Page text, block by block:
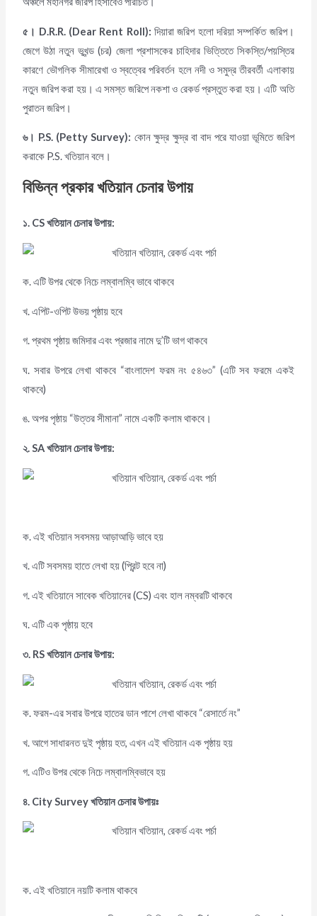
৫। D.R.R. (Dear Rent Roll): দিয়ারা জরিপ হলো দরিয়া সম্পর্কিত জরিপ।
জেগে উঠা নতুন ভূখন্ড (চর) জেলা প্রশাসকের চাহিদার ভিত্তিতে সিকস্তি/পয়স্তির
কারণে ভৌগলিক সীমারেখা ও স্বত্বের পরিবর্তন হলে নদী ও সমুদ্র তীরবর্তী এলাকায়
নতুন জরিপ করা হয়। এ সমস্ত জরিপে নকশা ও রেকর্ড প্রস্তুত করা হয়। এটি অতি
পুরাতন জরিপ।
৬। P.S. (Petty Survey): কোন ক্ষুদ্র ক্ষুদ্র বা বাদ পরে যাওয়া ভূমিতে জরিপ
করাকে P.S. খতিয়ান বলে।
বিভিন্ন প্রকার খতিয়ান চেনার উপায়
১. CS খতিয়ান চেনার উপায়:
ক. এটি উপর থেকে নিচে লম্বালম্বি ভাবে থাকবে
খ. এপিট-ওপিট উভয় পৃষ্ঠায় হবে
গ. প্রথম পৃষ্ঠায় জমিদার এবং প্রজার নামে দু’টি ভাগ থাকবে
ঘ. সবার উপরে লেখা থাকবে “বাংলাদেশ ফরম নং ৫৪৬৩” (এটি সব ফরমে একই
থাকবে)
ঙ. অপর পৃষ্ঠায় “উত্তর সীমানা” নামে একটি কলাম থাকবে।
২. SA খতিয়ান চেনার উপায়:
ক. এই খতিয়ান সবসময় আড়াআড়ি ভাবে হয়
খ. এটি সবসময় হাতে লেখা হয় (প্রিন্ট হবে না)
গ. এই খতিয়ানে সাবেক খতিয়ানের (CS) এবং হাল নম্বরটি থাকবে
ঘ. এটি এক পৃষ্ঠায় হবে
৩. RS খতিয়ান চেনার উপায়:
ক. ফরম-এর সবার উপরে হাতের ডান পাশে লেখা থাকবে “রেসার্তে নং”
খ. আগে সাধারনত দুই পৃষ্ঠায় হত, এখন এই খতিয়ান এক পৃষ্ঠায় হয়
গ. এটিও উপর থেকে নিচে লম্বালম্বিভাবে হয়
৪. City Survey খতিয়ান চেনার উপায়ঃ
ক. এই খতিয়ানে নয়টি কলাম থাকবে